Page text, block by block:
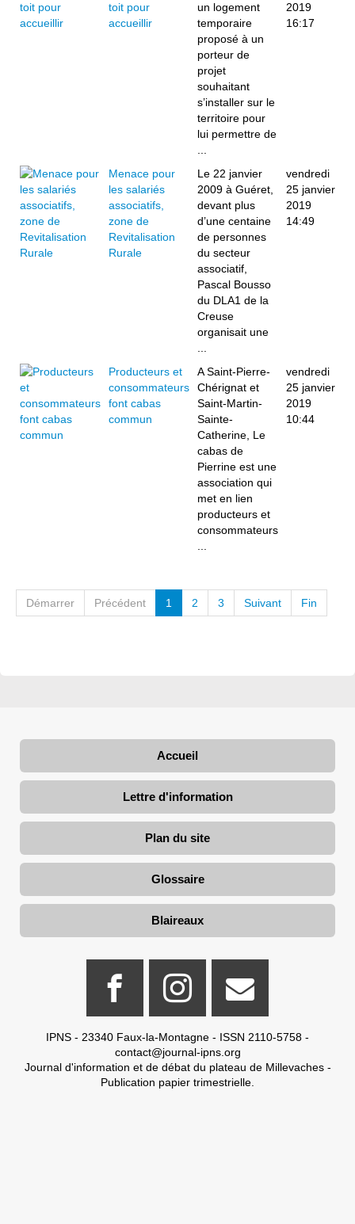
toit pour
accueillir
un logement
temporaire
proposé à un
porteur de
projet
souhaitant
s’installer sur le
territoire pour
lui permettre de
2019
16:17
Menace pour
les salariés
associatifs,
zone de
Revitalisation
Rurale
Le 22 janvier
2009 à Guéret,
devant plus
d’une centaine
de personnes
du secteur
associatif,
Pascal Bousso
du DLA1 de la
Creuse
organisait une
vendredi
25 janvier
2019
14:49
Producteurs et
consommateurs
font cabas
commun
A Saint-Pierre-
Chérignat et
Saint-Martin-
Sainte-
Catherine, Le
cabas de
Pierrine est une
association qui
met en lien
producteurs et
consommateurs
vendredi
25 janvier
2019
10:44
Démarrer Précédent 1 2 3 Suivant Fin
Accueil
Lettre d'information
Plan du site
Glossaire
Blaireaux
IPNS - 23340 Faux-la-Montagne - ISSN 2110-5758 -
contact@journal-ipns.org
Journal d'information et de débat du plateau de Millevaches -
Publication papier trimestrielle.